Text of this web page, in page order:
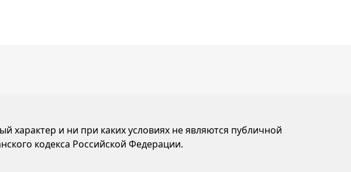
и ни при каких условиях не являются публичной
кодекса Российской Федерации.